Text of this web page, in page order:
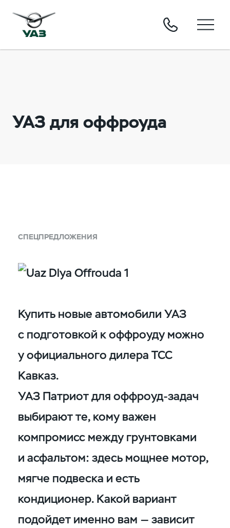
УАЗ для оффроуда
СПЕЦПРЕДЛОЖЕНИЯ
Купить новые автомобили УАЗ
с подготовкой к оффроуду можно
у официального дилера ТСС
Кавказ.
УАЗ Патриот для оффроуд-задач
выбирают те, кому важен
компромисс между грунтовками
и асфальтом: здесь мощнее мотор,
мягче подвеска и есть
кондиционер. Какой вариант
подойдет именно вам — зависит